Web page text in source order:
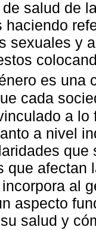
salud de
haciendo
sexuales y
es una
cada
a
a nivel
que afectan
al
aspecto
salud y